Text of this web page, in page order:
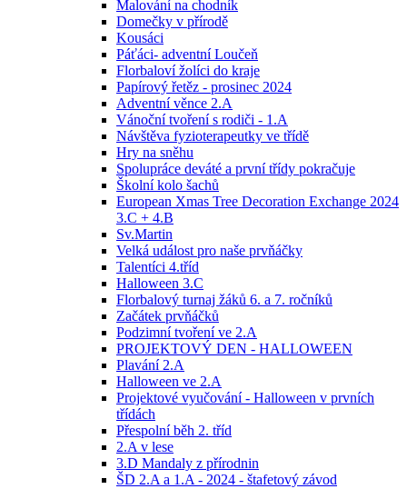
Malování na chodník
Domečky v přírodě
Kousáci
Páťáci- adventní Loučeň
Florbaloví žolíci do kraje
Papírový řetěz - prosinec 2024
Adventní věnce 2.A
Vánoční tvoření s rodiči - 1.A
Návštěva fyzioterapeutky ve třídě
Hry na sněhu
Spolupráce deváté a první třídy pokračuje
Školní kolo šachů
European Xmas Tree Decoration Exchange 2024
3.C + 4.B
Sv.Martin
Velká událost pro naše prvňáčky
Talentíci 4.tříd
Halloween 3.C
Florbalový turnaj žáků 6. a 7. ročníků
Začátek prvňáčků
Podzimní tvoření ve 2.A
PROJEKTOVÝ DEN - HALLOWEEN
Plavání 2.A
Halloween ve 2.A
Projektové vyučování - Halloween v prvních
třídách
Přespolní běh 2. tříd
2.A v lese
3.D Mandaly z přírodnin
ŠD 2.A a 1.A - 2024 - štafetový závod